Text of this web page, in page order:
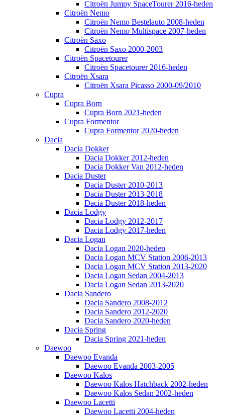
Citroën Jumpy SpaceTourer 2016-heden
Citroën Nemo
Citroën Nemo Bestelauto 2008-heden
Citroën Nemo Multispace 2007-heden
Citroën Saxo
Citroën Saxo 2000-2003
Citroën Spacetourer
Citroën Spacetourer 2016-heden
Citroën Xsara
Citroën Xsara Picasso 2000-09/2010
Cupra
Cupra Born
Cupra Born 2021-heden
Cupra Formentor
Cupra Formentor 2020-heden
Dacia
Dacia Dokker
Dacia Dokker 2012-heden
Dacia Dokker Van 2012-heden
Dacia Duster
Dacia Duster 2010-2013
Dacia Duster 2013-2018
Dacia Duster 2018-heden
Dacia Lodgy
Dacia Lodgy 2012-2017
Dacia Lodgy 2017-heden
Dacia Logan
Dacia Logan 2020-heden
Dacia Logan MCV Station 2006-2013
Dacia Logan MCV Station 2013-2020
Dacia Logan Sedan 2004-2013
Dacia Logan Sedan 2013-2020
Dacia Sandero
Dacia Sandero 2008-2012
Dacia Sandero 2012-2020
Dacia Sandero 2020-heden
Dacia Spring
Dacia Spring 2021-heden
Daewoo
Daewoo Evanda
Daewoo Evanda 2003-2005
Daewoo Kalos
Daewoo Kalos Hatchback 2002-heden
Daewoo Kalos Sedan 2002-heden
Daewoo Lacetti
Daewoo Lacetti 2004-heden